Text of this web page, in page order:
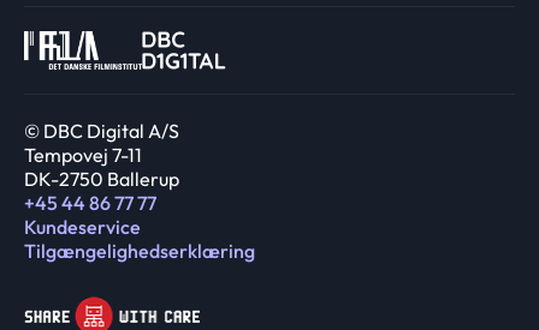
© DBC Digital A/S
Tempovej 7-11
DK-2750 Ballerup
+45 44 86 77 77
Kundeservice
Tilgængelighedserklæring